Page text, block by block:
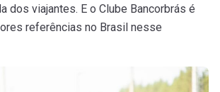
dos viajantes. E o Clube Bancorbrás é
referências no Brasil nesse